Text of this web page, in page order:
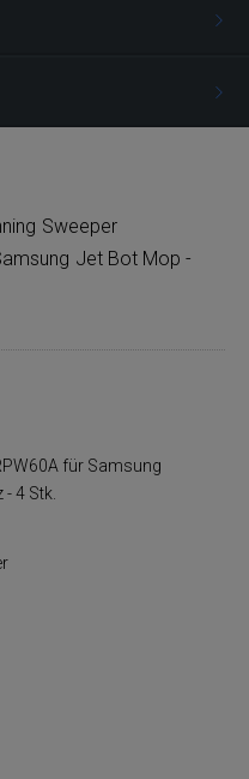
Sweeper
Jet Bot Mop -
für Samsung
4 Stk.